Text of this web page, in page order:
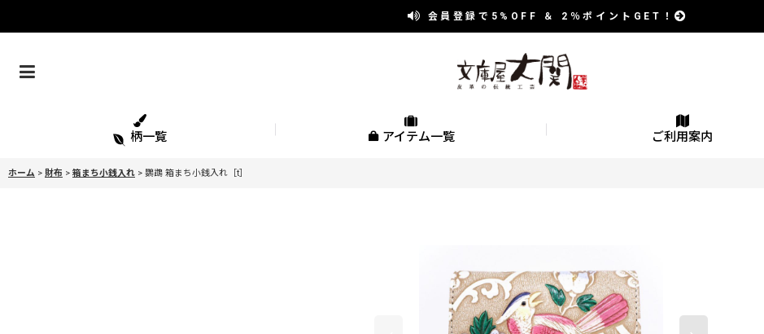
会員登録で 5%OFF ＆ 2％ポイントGET！
柄一覧 アイテム一覧 ご利用案内
ホーム > 財布 > 箱まち小銭入れ > 鸚鵡 箱まち小銭入れ［t］